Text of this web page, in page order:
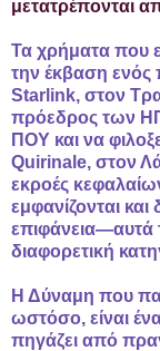
μετατρέπονται
Τα χρήματα που
την έκβαση
Starlink, στον
πρόεδρος των
ΠΟΥ και να
Quirinale, στον
εκροές
εμφανίζονται
επιφάνεια—αυτά
διαφορετική
Η Δύναμη που
ωστόσο, είναι
πηγάζει από